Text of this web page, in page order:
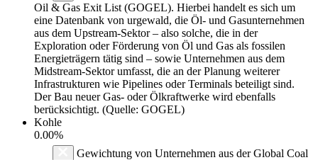
Oil & Gas Exit List (GOGEL). Hierbei handelt es sich um
eine Datenbank von urgewald, die Öl- und Gasunternehmen
aus dem Upstream-Sektor – also solche, die in der
Exploration oder Förderung von Öl und Gas als fossilen
Energieträgern tätig sind – sowie Unternehmen aus dem
Midstream-Sektor umfasst, die an der Planung weiterer
Infrastrukturen wie Pipelines oder Terminals beteiligt sind.
Der Bau neuer Gas- oder Ölkraftwerke wird ebenfalls
berücksichtigt. (Quelle: GOGEL)
Kohle
0.00%
Gewichtung von Unternehmen aus der Global Coal